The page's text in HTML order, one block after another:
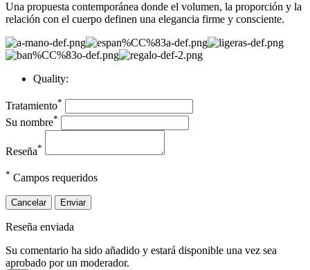
Una propuesta contemporánea donde el volumen, la proporción y la
relación con el cuerpo definen una elegancia firme y consciente.
Quality:
Tratamiento*
Su nombre*
Reseña*
* Campos requeridos
Cancelar Enviar
Reseña enviada
Su comentario ha sido añadido y estará disponible una vez sea
aprobado por un moderador.